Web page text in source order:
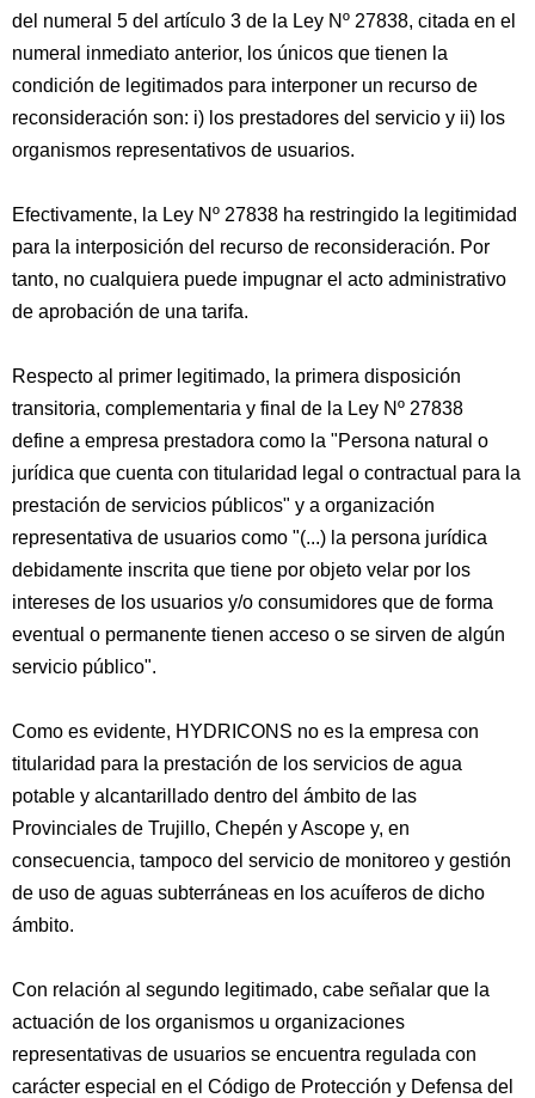
del numeral 5 del artículo 3 de la Ley Nº 27838, citada en el
numeral inmediato anterior, los únicos que tienen la
condición de legitimados para interponer un recurso de
reconsideración son: i) los prestadores del servicio y ii) los
organismos representativos de usuarios.
Efectivamente, la Ley Nº 27838 ha restringido la legitimidad
para la interposición del recurso de reconsideración. Por
tanto, no cualquiera puede impugnar el acto administrativo
de aprobación de una tarifa.
Respecto al primer legitimado, la primera disposición
transitoria, complementaria y final de la Ley Nº 27838
define a empresa prestadora como la "Persona natural o
jurídica que cuenta con titularidad legal o contractual para la
prestación de servicios públicos" y a organización
representativa de usuarios como "(...) la persona jurídica
debidamente inscrita que tiene por objeto velar por los
intereses de los usuarios y/o consumidores que de forma
eventual o permanente tienen acceso o se sirven de algún
servicio público".
Como es evidente, HYDRICONS no es la empresa con
titularidad para la prestación de los servicios de agua
potable y alcantarillado dentro del ámbito de las
Provinciales de Trujillo, Chepén y Ascope y, en
consecuencia, tampoco del servicio de monitoreo y gestión
de uso de aguas subterráneas en los acuíferos de dicho
ámbito.
Con relación al segundo legitimado, cabe señalar que la
actuación de los organismos u organizaciones
representativas de usuarios se encuentra regulada con
carácter especial en el Código de Protección y Defensa del